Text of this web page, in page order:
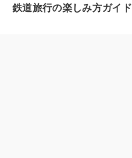
鉄道旅行の楽しみ方ガイド